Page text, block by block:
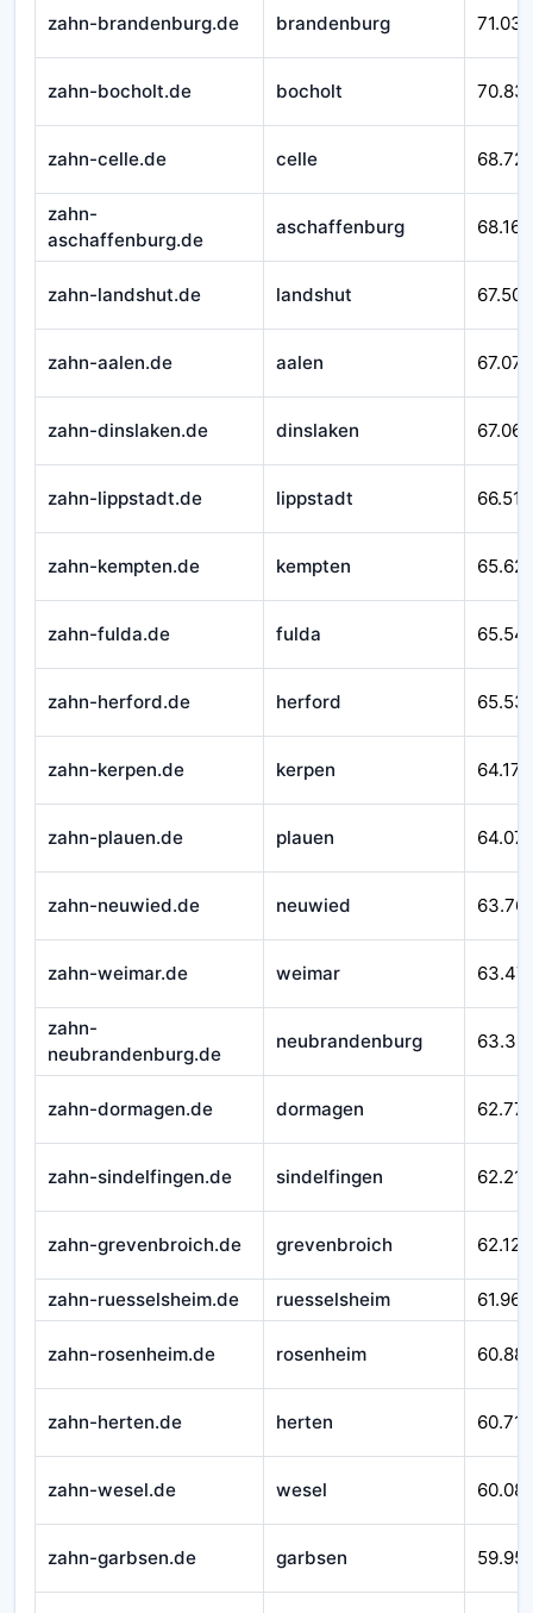
zahn-brandenburg.de brandenburg 71.032
zahn-bocholt.de bocholt
zahn-celle.de celle 68.721
zahn-
aschaffenburg.de
aschaffenburg 68.167
zahn-landshut.de landshut 67.509
zahn-aalen.de aalen 67.079
zahn-dinslaken.de dinslaken 67.065
zahn-lippstadt.de lippstadt 66.518
zahn-kempten.de kempten
zahn-fulda.de fulda
zahn-herford.de herford
zahn-kerpen.de kerpen 64.171
zahn-plauen.de plauen
zahn-neuwied.de neuwied
zahn-weimar.de weimar
zahn-
neubrandenburg.de
neubrandenburg 63.311
zahn-dormagen.de dormagen
zahn-sindelfingen.de sindelfingen 62.215
zahn-grevenbroich.de grevenbroich 62.124
zahn-ruesselsheim.de ruesselsheim 61.967
zahn-rosenheim.de rosenheim
zahn-herten.de herten 60.710
zahn-wesel.de wesel
zahn-garbsen.de garbsen